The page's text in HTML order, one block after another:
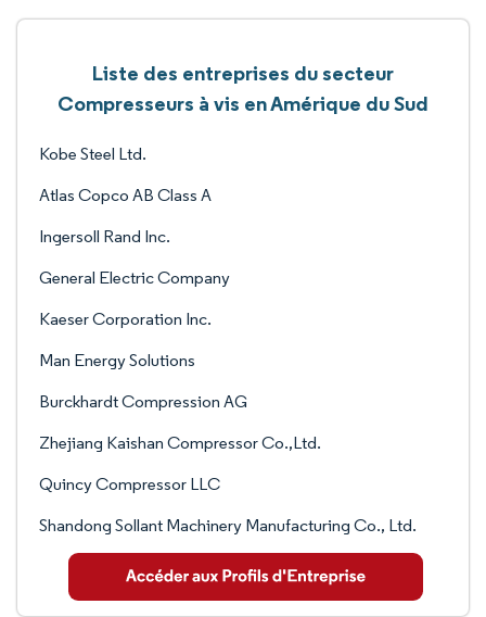
Liste des entreprises du secteur
Compresseurs à vis en Amérique du Sud
Kobe Steel Ltd.
Atlas Copco AB Class A
Ingersoll Rand Inc.
General Electric Company
Kaeser Corporation Inc.
Man Energy Solutions
Burckhardt Compression AG
Zhejiang Kaishan Compressor Co.,Ltd.
Quincy Compressor LLC
Shandong Sollant Machinery Manufacturing Co., Ltd.